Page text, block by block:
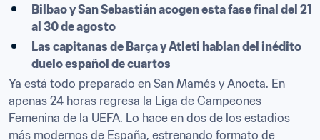
Bilbao y San Sebastián acogen esta fase final del 21
al 30 de agosto
Las capitanas de Barça y Atleti hablan del inédito
duelo español de cuartos
Ya está todo preparado en San Mamés y Anoeta. En
apenas 24 horas regresa la Liga de Campeones
Femenina de la UEFA. Lo hace en dos de los estadios